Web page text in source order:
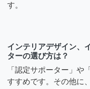
す。
インテリアデザイン、
ターの選び方は？
「認定サポーター」や
すすめです。その他に